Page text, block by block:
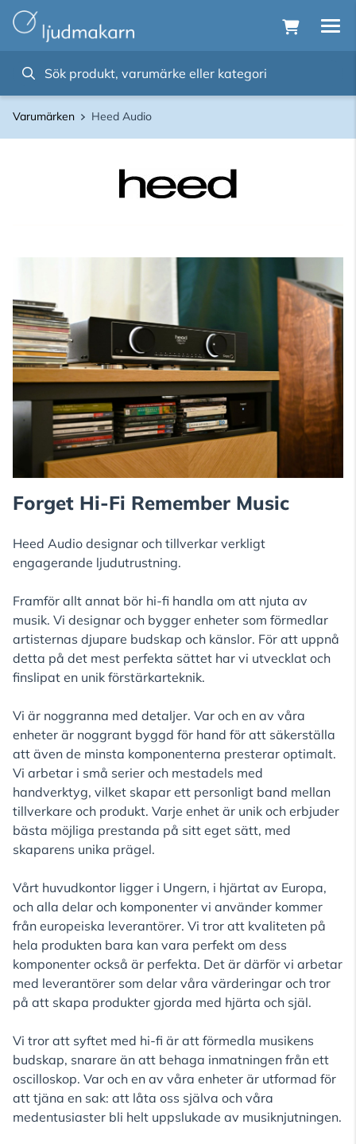
Varumärken Heed Audio
Forget Hi-Fi Remember Music
Heed Audio designar och tillverkar verkligt
engagerande ljudutrustning.
Framför allt annat bör hi-fi handla om att njuta av
musik. Vi designar och bygger enheter som förmedlar
artisternas djupare budskap och känslor. För att uppnå
detta på det mest perfekta sättet har vi utvecklat och
finslipat en unik förstärkarteknik.
Vi är noggranna med detaljer. Var och en av våra
enheter är noggrant byggd för hand för att säkerställa
att även de minsta komponenterna presterar optimalt.
Vi arbetar i små serier och mestadels med
handverktyg, vilket skapar ett personligt band mellan
tillverkare och produkt. Varje enhet är unik och erbjuder
bästa möjliga prestanda på sitt eget sätt, med
skaparens unika prägel.
Vårt huvudkontor ligger i Ungern, i hjärtat av Europa,
och alla delar och komponenter vi använder kommer
från europeiska leverantörer. Vi tror att kvaliteten på
hela produkten bara kan vara perfekt om dess
komponenter också är perfekta. Det är därför vi arbetar
med leverantörer som delar våra värderingar och tror
på att skapa produkter gjorda med hjärta och själ.
Vi tror att syftet med hi-fi är att förmedla musikens
budskap, snarare än att behaga inmatningen från ett
oscilloskop. Var och en av våra enheter är utformad för
att tjäna en sak: att låta oss själva och våra
medentusiaster bli helt uppslukade av musiknjutningen.